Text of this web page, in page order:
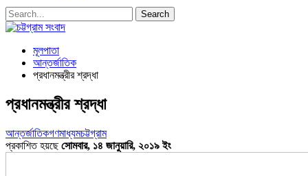
মূলপাতা
আন্তর্জাতিক
প্রধানমন্ত্রীর শ্রদ্ধা
প্রধানমন্ত্রীর শ্রদ্ধা
আন্তর্জাতিকগণমাধ্যমচট্টগ্রাম
প্রকাশিত হয়ছেসোমবার, ১৪ জানুয়ারি, ২০১৯ ইং